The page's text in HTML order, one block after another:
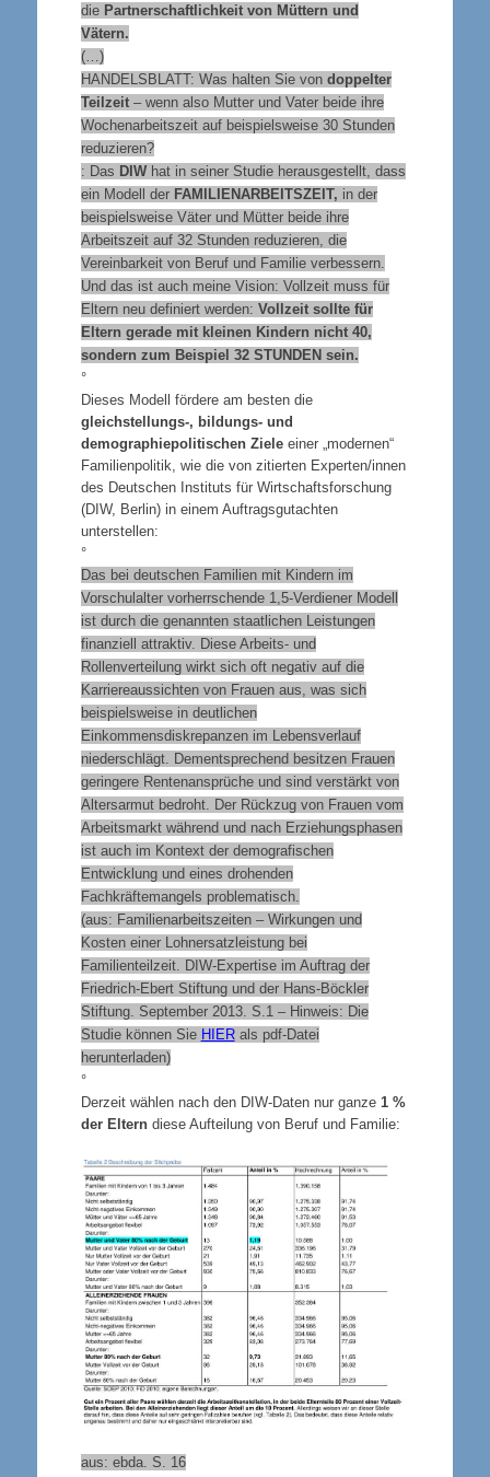
die Partnerschaftlichkeit von Müttern und
Vätern.
(…)
HANDELSBLATT: Was halten Sie von doppelter
Teilzeit– wenn also Mutter und Vater beide ihre
Wochenarbeitszeit auf beispielsweise 30 Stunden
reduzieren?
: Das DIWhat in seiner Studie herausgestellt, dass
ein Modell der FAMILIENARBEITSZEIT, in der
beispielsweise Väter und Mütter beide ihre
Arbeitszeit auf 32 Stunden reduzieren, die
Vereinbarkeit von Beruf und Familie verbessern.
Und das ist auch meine Vision: Vollzeit muss für
Eltern neu definiert werden: Vollzeit sollte für
Eltern gerade mit kleinen Kindern nicht 40,
sondern zum Beispiel 32 STUNDENsein.
°
Dieses Modell fördere am besten die
gleichstellungs-, bildungs- und
demographiepolitischen Zieleeiner „modernen“
Familienpolitik, wie die von zitierten Experten/innen
des Deutschen Instituts für Wirtschaftsforschung
(DIW, Berlin) in einem Auftragsgutachten
unterstellen:
°
Das bei deutschen Familien mit Kindern im
Vorschulalter vorherrschende 1,5-Verdiener Modell
ist durch die genannten staatlichen Leistungen
finanziell attraktiv. Diese Arbeits- und
Rollenverteilung wirkt sich oft negativ auf die
Karriereaussichten von Frauen aus, was sich
beispielsweise in deutlichen
Einkommensdiskrepanzen im Lebensverlauf
niederschlägt. Dementsprechend besitzen Frauen
geringere Rentenansprüche und sind verstärkt von
Altersarmut bedroht. Der Rückzug von Frauen vom
Arbeitsmarkt während und nach Erziehungsphasen
ist auch im Kontext der demografischen
Entwicklung und eines drohenden
Fachkräftemangels problematisch.
(aus: Familienarbeitszeiten – Wirkungen und
Kosten einer Lohnersatzleistung bei
Familienteilzeit. DIW-Expertise im Auftrag der
Friedrich‐Ebert Stiftung und der Hans‐Böckler
Stiftung. September 2013. S.1 – Hinweis: Die
Studie können Sie HIERals pdf-Datei
herunterladen)
°
Derzeit wählen nach den DIW-Daten nur ganze 1 %
der Elterndiese Aufteilung von Beruf und Familie:
aus: ebda. S. 16